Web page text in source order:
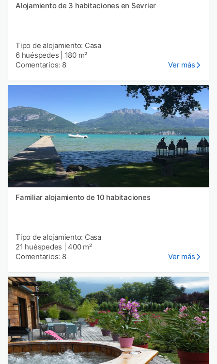
Alojamiento de 3 habitaciones en Sevrier
Tipo de alojamiento: Casa
6 huéspedes
180 m²
Comentarios: 8
Ver más
Familiar alojamiento de 10 habitaciones
Tipo de alojamiento: Casa
21 huéspedes
400 m²
Comentarios: 8
Ver más